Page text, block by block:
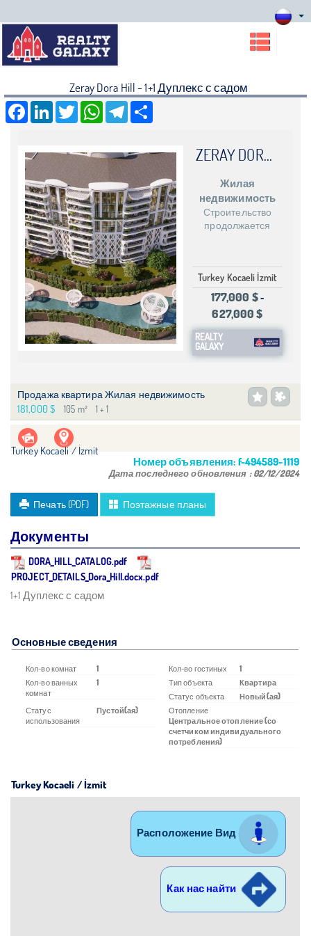
Zeray Dora Hill - 1+1 Дуплекс с садом
Facebook LinkedIn Twitter WhatsApp Telegram
ZERAY DORA HILL
Жилая
недвижимость
Строительство
продолжается
Turkey Kocaeli İzmit
177,000 $-
627,000 $
REALTY
GALAXY
Продажа квартира Жилая недвижимость
181,000 $ 105 m² 1 + 1
Turkey Kocaeli / İzmit
Номер объявления: f-494589-1119
Дата последнего обновления :02/12/2024
Печать (PDF) Поэтажные планы
Документы
DORA_HILL_CATALOG.pdf
PROJECT_DETAILS_Dora_Hill.docx.pdf
1+1 Дуплекс с садом
Основные сведения
Кол-во комнат 1 Кол-во гостиных
1
Кол-во ванных
комнат
1 Тип объекта
Квартира
Статус объекта
Новый(ая)
Статус
использования
Пустой(ая)
Отопление
Центральное отопление (со
счетчиком индивидуального
потребления)
Turkey Kocaeli / İzmit
Расположение Вид
Как нас найти